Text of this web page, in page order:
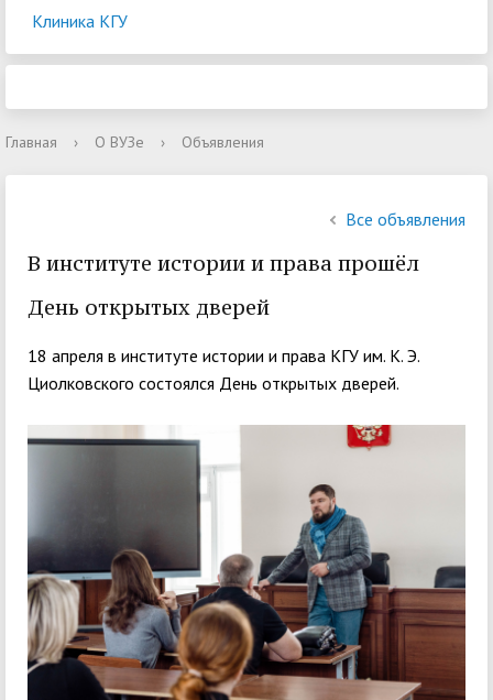
Клиника КГУ
Главная › О ВУЗе › Объявления
Все объявления
В институте истории и права прошёл
День открытых дверей
18 апреля в институте истории и права КГУ им. К. Э.
Циолковского состоялся День открытых дверей.